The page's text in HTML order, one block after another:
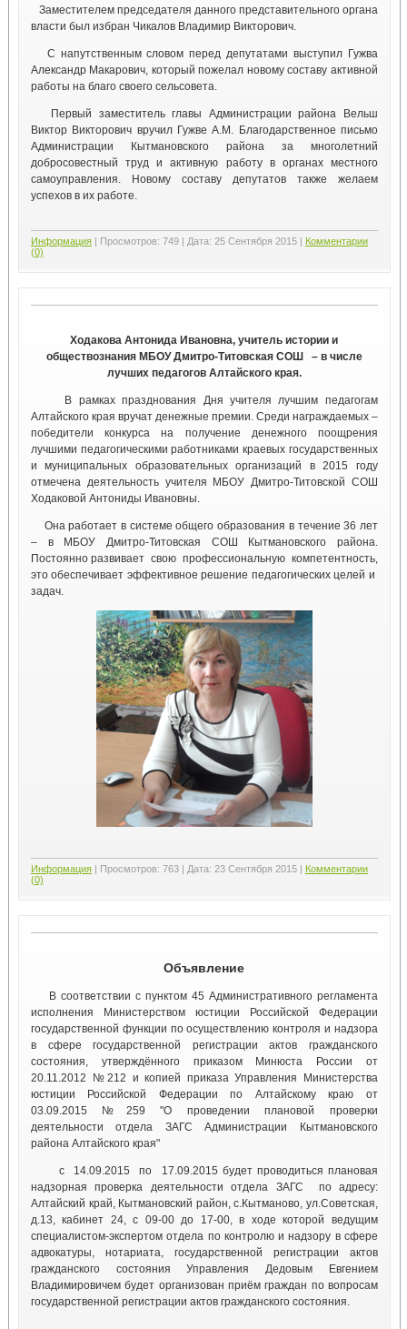
Заместителем председателя данного представительного органа
власти был избран Чикалов Владимир Викторович.
С напутственным словом перед депутатами выступил Гужва
Александр Макарович, который пожелал новому составу активной
работы на благо своего сельсовета.
Первый заместитель главы Администрации района Вельш
Виктор Викторович вручил Гужве А.М. Благодарственное письмо
Администрации Кытмановского района за многолетний
добросовестный труд и активную работу в органах местного
самоуправления. Новому составу депутатов также желаем
успехов в их работе.
Информация| Просмотров: 749| Дата: 25 Сентября 2015
Комментарии
(0)
Ходакова Антонида Ивановна, учитель истории и
обществознания МБОУ Дмитро-Титовская СОШ – в числе
лучших педагогов Алтайского края.
В рамках празднования Дня учителя лучшим педагогам
Алтайского края вручат денежные премии. Среди награждаемых –
победители конкурса на получение денежного поощрения
лучшими педагогическими работниками краевых государственных
и муниципальных образовательных организаций в 2015 году
отмечена деятельность учителя МБОУ Дмитро-Титовской СОШ
Ходаковой Антониды Ивановны.
Она работает в системе общего образования в течение 36 лет
– в МБОУ Дмитро-Титовская СОШ Кытмановского района.
Постоянно развивает свою профессиональную компетентность,
это обеспечивает эффективное решение педагогических целей и
задач.
Информация| Просмотров: 763| Дата: 23 Сентября 2015
Комментарии
(0)
Объявление
В соответствии с пунктом 45 Административного регламента
исполнения Министерством юстиции Российской Федерации
государственной функции по осуществлению контроля и надзора
в сфере государственной регистрации актов гражданского
состояния, утверждённого приказом Минюста России от
20.11.2012 №212 и копией приказа Управления Министерства
юстиции Российской Федерации по Алтайскому краю от
03.09.2015 №259 "О проведении плановой проверки
деятельности отдела ЗАГС Администрации Кытмановского
района Алтайского края"
с 14.09.2015 по 17.09.2015 будет проводиться плановая
надзорная проверка деятельности отдела ЗАГС по адресу:
Алтайский край, Кытмановский район, с.Кытманово, ул.Советская,
д.13, кабинет 24, с 09-00 до 17-00, в ходе которой ведущим
специалистом-экспертом отдела по контролю и надзору в сфере
адвокатуры, нотариата, государственной регистрации актов
гражданского состояния Управления Дедовым Евгением
Владимировичем будет организован приём граждан по вопросам
государственной регистрации актов гражданского состояния.